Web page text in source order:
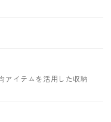
アイテムを活用した収納